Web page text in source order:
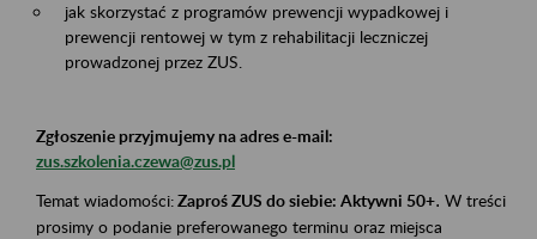
jak skorzystać z programów prewencji wypadkowej i
prewencji rentowej w tym z rehabilitacji leczniczej
prowadzonej przez ZUS.
Zgłoszenie przyjmujemy na adres e-mail:
zus.szkolenia.czewa@zus.pl
Temat wiadomości:Zaproś ZUS do siebie: Aktywni 50+. W treści
prosimy o podanie preferowanego terminu oraz miejsca